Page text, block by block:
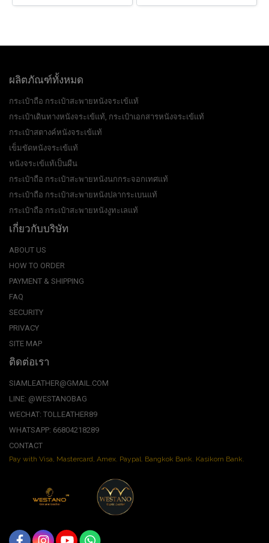
ผลิตภัณฑ์ทั้งหมด
กระเป๋าถือ กระเป๋าสะพายหนังจระเข้แท้
กระเป๋าเดินทางหนังจระเข้แท้, กระเป๋าเอกสารหนังจระเข้แท้
กระเป๋าสตางค์หนังจระเข้แท้
เข็มขัดหนังจระเข้แท้
หนังจระเข้แท้เป็นผืน
กระเป๋าถือ กระเป๋าสะพายหนังนกกระจอกเทศแท้
กระเป๋าถือ กระเป๋าสะพายหนังปลากระเบนแท้
กระเป๋าถือ กระเป๋าสะพายหนังงูทะเลแท้
เกี่ยวกับบริษัท
ABOUT US
HOW TO ORDER
PAYMENT & SHIPPING
FAQ
SECURITY
PRIVACY
SITE MAP
ติดต่อเรา
SIAMLEATHER@GMAIL.COM
LINE: @WESTANOBAG
WECHAT: TOLLEATHER89
WHATSAPP: 66804218289
CONTACT
Pay with Visa, Mastercard, Amex. Paypal. Bangkok Bank. Kasikorn Bank.